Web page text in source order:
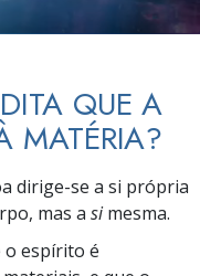
QUE A
MATÉRIA?
dirige-se a si própria
mas a simesma.
o espírito é